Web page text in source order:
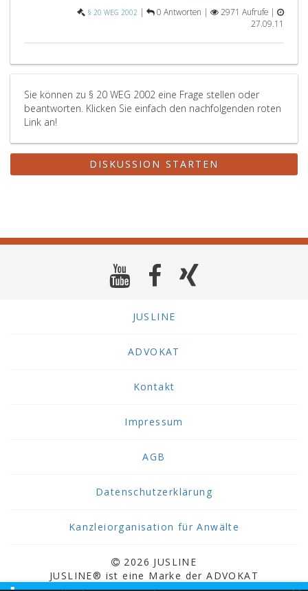
§ 20 WEG 2002 | 0 Antworten |
2971 Aufrufe |
27.09.11
Sie können zu § 20 WEG 2002 eine Frage stellen oder
beantworten. Klicken Sie einfach den nachfolgenden roten
Link an!
DISKUSSION STARTEN
JUSLINE
ADVOKAT
Kontakt
Impressum
AGB
Datenschutzerklärung
Kanzleiorganisation für Anwälte
2026 JUSLINE
JUSLINE® ist eine Marke der ADVOKAT